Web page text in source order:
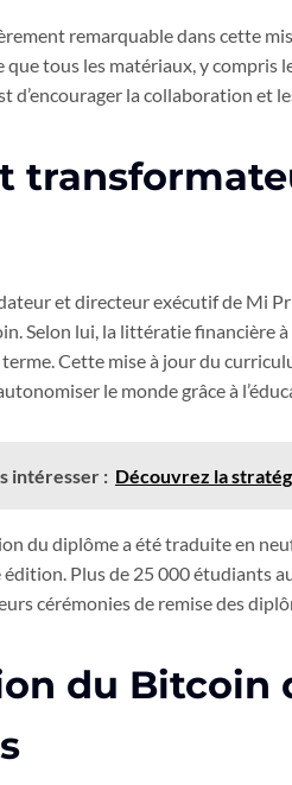
remarquable dans cette
que tous les matériaux, y
d’encourager la collaboration et
et directeur exécutif de Mi
Selon lui, la littératie financière
Cette mise à jour du
le monde grâce à
intéresser : Découvrez la
du diplôme a été traduite en
Plus de 25 000 étudiants
cérémonies de remise des
du